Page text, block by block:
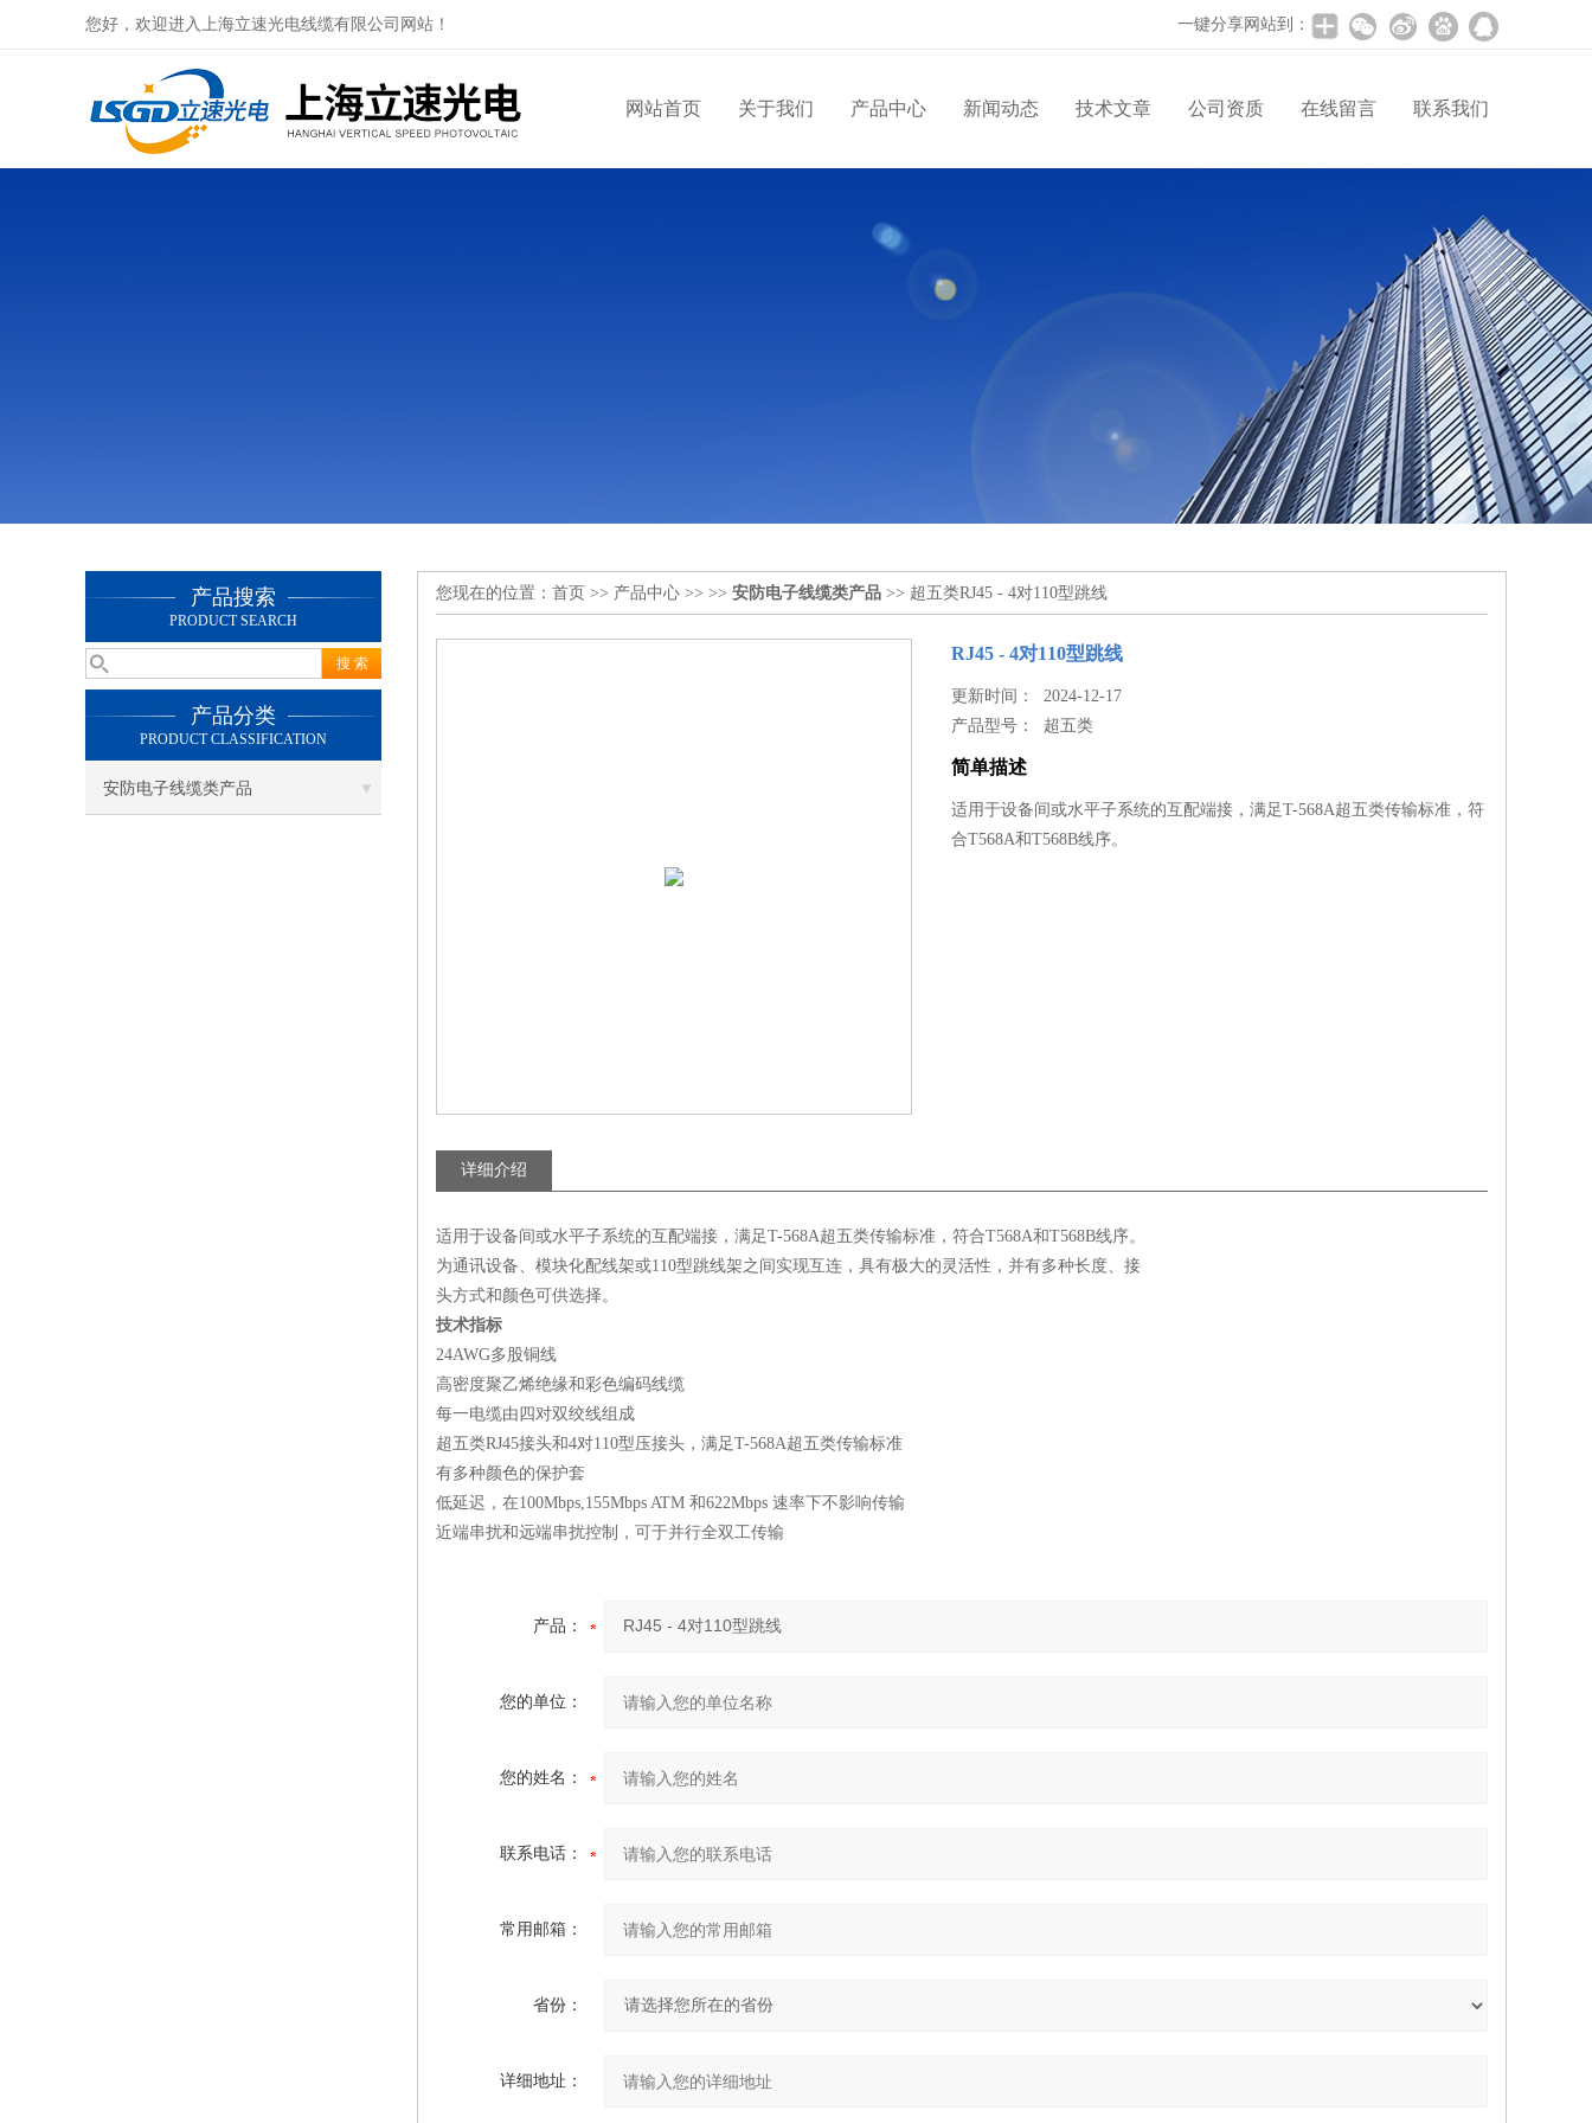
您好，欢迎进入上海立速光电线缆有限公司网站！ 一键分享网站到：
网站首页 关于我们 产品中心 新闻动态 技术文章 公司资质 在线留言 联系我们
产品搜索
PRODUCT SEARCH
产品分类
PRODUCT CLASSIFICATION
安防电子线缆类产品
您现在的位置： 首页 >> 产品中心 >> >> 安防电子线缆类产品 >> 超五类RJ45 - 4对110型跳线
RJ45 - 4对110型跳线
更新时间： 2024-12-17
产品型号： 超五类
简单描述
适用于设备间或水平子系统的互配端接，满足T-568A超五类传输标准，符
合T568A和T568B线序。
详细介绍
适用于设备间或水平子系统的互配端接，满足T-568A超五类传输标准，符合T568A和T568B线序。
为通讯设备、模块化配线架或110型跳线架之间实现互连，具有极大的灵活性，并有多种长度、接
头方式和颜色可供选择。
技术指标
24AWG多股铜线
高密度聚乙烯绝缘和彩色编码线缆
每一电缆由四对双绞线组成
超五类RJ45接头和4对110型压接头，满足T-568A超五类传输标准
有多种颜色的保护套
低延迟，在100Mbps,155Mbps ATM 和622Mbps 速率下不影响传输
近端串扰和远端串扰控制，可于并行全双工传输
产品：
您的单位：
您的姓名：
联系电话：
常用邮箱：
省份：
详细地址：